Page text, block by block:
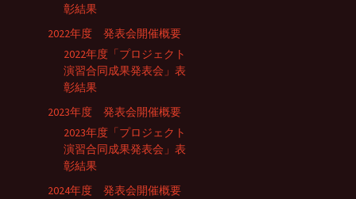
彰結果
2022年度 発表会開催概要
2022年度「プロジェクト
演習合同成果発表会」表
彰結果
2023年度 発表会開催概要
2023年度「プロジェクト
演習合同成果発表会」表
彰結果
2024年度 発表会開催概要